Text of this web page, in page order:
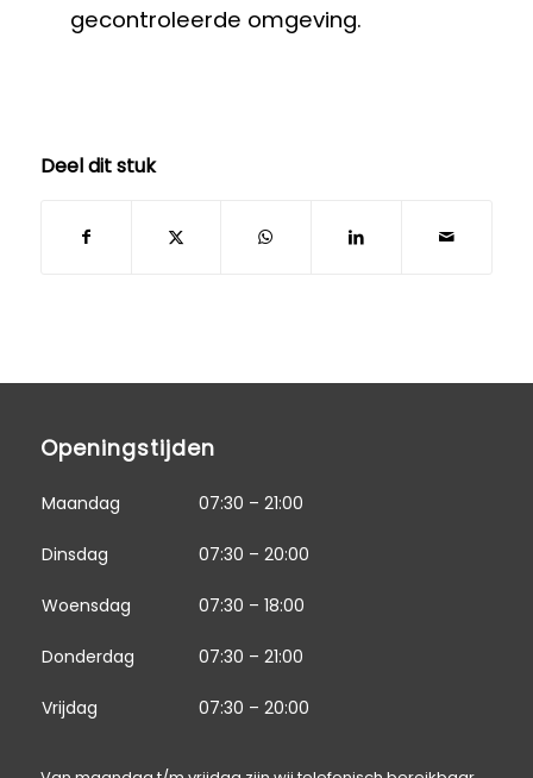
gecontroleerde omgeving.
Deel dit stuk
Openingstijden
Maandag 07:30 – 21:00
Dinsdag 07:30 – 20:00
Woensdag 07:30 – 18:00
Donderdag 07:30 – 21:00
Vrijdag 07:30 – 20:00